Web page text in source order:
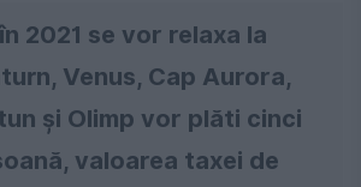
2021 se vor relaxa la
Venus, Cap Aurora,
şi Olimp vor plăti cinci
valoarea taxei de